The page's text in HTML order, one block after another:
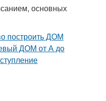
основных